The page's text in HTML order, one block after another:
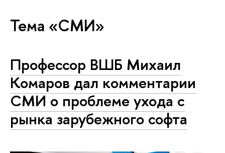
Тема «СМИ»
Профессор ВШБ Михаил
Комаров дал комментарии
СМИ о проблеме ухода с
рынка зарубежного софта